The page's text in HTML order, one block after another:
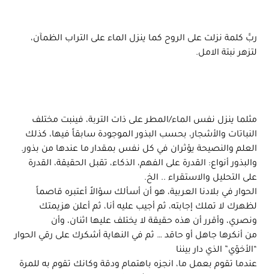
ربَّ كلمة نزلت على الروح كما ينزل الماء على التراب الظمآن،
لتزهر نبتة الامل.
مثلما ينزل نفس الماء/المطر على ذات التربة، فينبت مختلف
النباتات والأشجار، بحسب البذور الموجودة سابقاً فيها، كذلك
العلم والنصيحة يؤثران في كل نفس بمقدار ما عندها من بذور.
والبذور أنواع: القدرة على الفهم، الذكاء، تقبل الحقيقة، القدرة
على التحليل والاستقراء .. الخ.
الحوار في بلادنا العربية، هو أن أسألك سؤالاً أعتبره قاصماً
لظهرك لا تملك إجابته، ثم أجيب عليه أنا، ثم أعلن هزيمتك
ونصري، وأقرر أن هذه حقيقة لا يختلف عليها اثنان، وأن
من أنكرها جاهل أو حاقد … ثم في النهاية أشكرك على رقي الحوار
“الأخوّي” الذي دار بيننا
عندما تقوم بعمل ما، انجزه باهتمام ودقة وكانك تقوم به للمرة